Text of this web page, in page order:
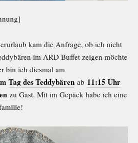
kam die Anfrage, ob ich nicht
im ARD Buffet zeigen möchte
bin ich diesmal am
Tag des Teddybären ab 11:15 Uhr
zu Gast. Mit im Gepäck habe ich eine